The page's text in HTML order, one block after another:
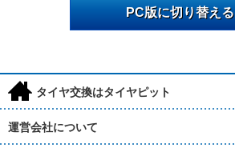
PC版に切り替える
h タイヤ交換はタイヤピット
運営会社について